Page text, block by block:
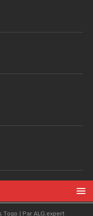
| Par ALG.expert